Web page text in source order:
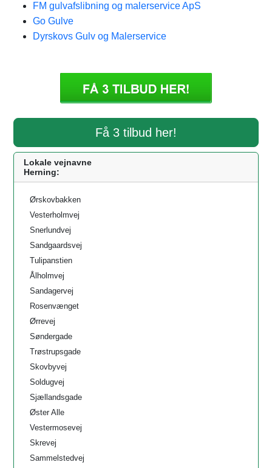
FM gulvafslibning og malerservice ApS
Go Gulve
Dyrskovs Gulv og Malerservice
Få 3 tilbud her!
Lokale vejnavne
Herning:
Ørskovbakken
Vesterholmvej
Snerlundvej
Sandgaardsvej
Tulipanstien
Ålholmvej
Sandagervej
Rosenvænget
Ørrevej
Søndergade
Trøstrupsgade
Skovbyvej
Soldugvej
Sjællandsgade
Øster Alle
Vestermosevej
Skrevej
Sammelstedvej